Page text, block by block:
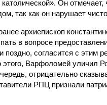
Он
так как он нарушает
архиепископ
в вопросе
согласится с этим
Варфоломей уличил
отрицательно
РПЦ признали